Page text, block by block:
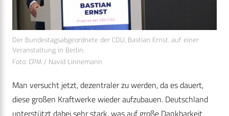
Der Bundestagsabgeordnete der CDU, Bastian Ernst, auf einer
Veranstaltung in Berlin.
Foto: CPM / Navid Linnemann
Man versucht jetzt, dezentraler zu werden, da es dauert,
diese großen Kraftwerke wieder aufzubauen. Deutschland
unterstützt dabei sehr stark, was auf große Dankbarkeit